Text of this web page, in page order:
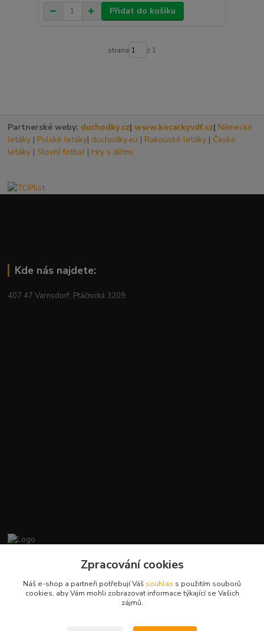
Přidat do košíku
strana z 1
Partnerské weby: duchodky.cz|www.kocarkyvdf.cz| Německé
letáky | Polské letáky| duchodky.eu | Rakouské letáky | České
letáky | Slovní fotbal | Hry s dětmi
Kde nás najdete:
407 47 Varnsdorf, Ptáčnická 3209
+420412384749
Zpracování cookies
Náš e-shop a partneři potřebují Váš souhlas s použitím souborů
cookies, aby Vám mohli zobrazovat informace týkající se Vašich
zájmů.